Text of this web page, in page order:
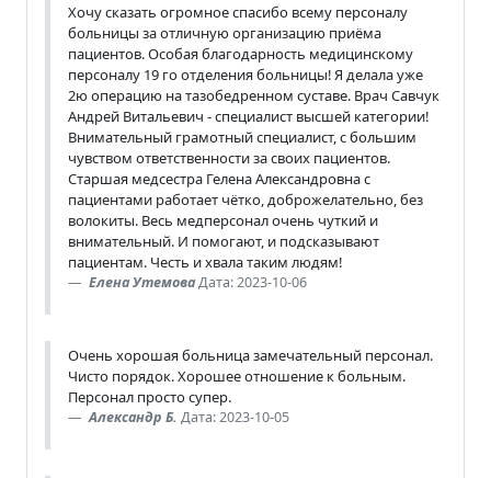
Хочу сказать огромное спасибо всему персоналу
больницы за отличную организацию приёма
пациентов. Особая благодарность медицинскому
персоналу 19 го отделения больницы! Я делала уже
2ю операцию на тазобедренном суставе. Врач Савчук
Андрей Витальевич - специалист высшей категории!
Внимательный грамотный специалист, с большим
чувством ответственности за своих пациентов.
Старшая медсестра Гелена Александровна с
пациентами работает чётко, доброжелательно, без
волокиты. Весь медперсонал очень чуткий и
внимательный. И помогают, и подсказывают
пациентам. Честь и хвала таким людям!
Елена УтемоваДата: 2023-10-06
Очень хорошая больница замечательный персонал.
Чисто порядок. Хорошее отношение к больным.
Персонал просто супер.
Александр Б. Дата: 2023-10-05